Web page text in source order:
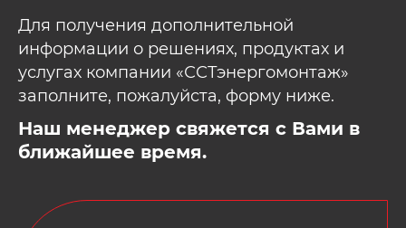
Для получения дополнительной
информации о решениях, продуктах и
услугах компании «ССТэнергомонтаж»
заполните, пожалуйста, форму ниже.
Наш менеджер свяжется с Вами в
ближайшее время.